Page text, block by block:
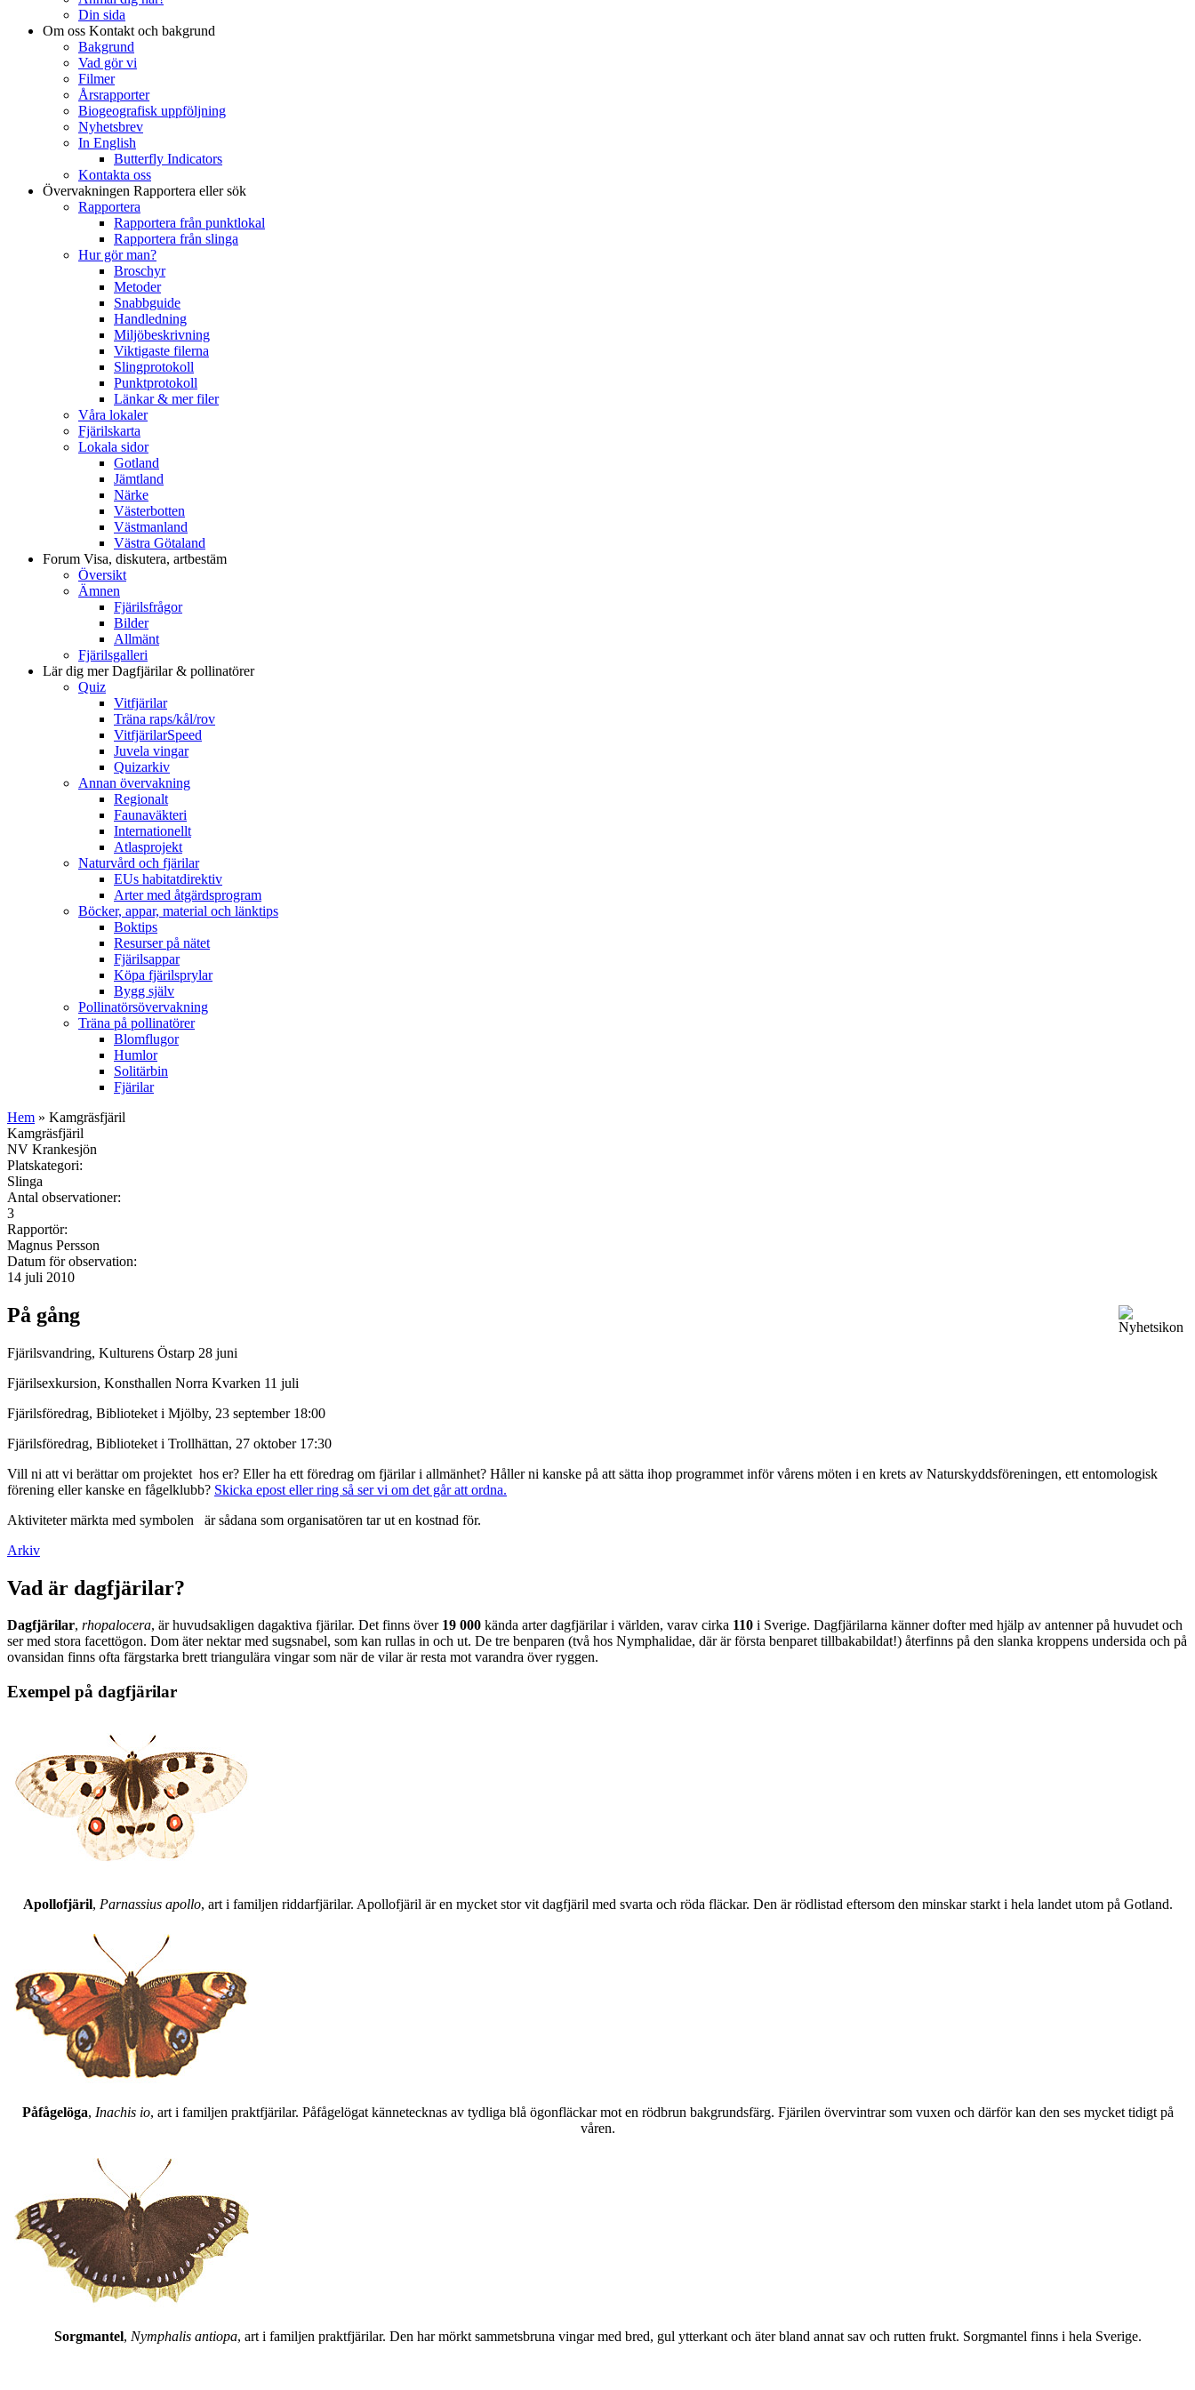
Din sida
Om oss Kontakt och bakgrund
Bakgrund
Vad gör vi
Filmer
Årsrapporter
Biogeografisk uppföljning
Nyhetsbrev
In English
Butterfly Indicators
Kontakta oss
Övervakningen Rapportera eller sök
Rapportera
Rapportera från punktlokal
Rapportera från slinga
Hur gör man?
Broschyr
Metoder
Snabbguide
Handledning
Miljöbeskrivning
Viktigaste filerna
Slingprotokoll
Punktprotokoll
Länkar & mer filer
Våra lokaler
Fjärilskarta
Lokala sidor
Gotland
Jämtland
Närke
Västerbotten
Västmanland
Västra Götaland
Forum Visa, diskutera, artbestäm
Översikt
Ämnen
Fjärilsfrågor
Bilder
Allmänt
Fjärilsgalleri
Lär dig merDagfjärilar & pollinatörer
Quiz
Vitfjärilar
Träna raps/kål/rov
VitfjärilarSpeed
Juvela vingar
Quizarkiv
Annan övervakning
Regionalt
Faunaväkteri
Internationellt
Atlasprojekt
Naturvård och fjärilar
EUs habitatdirektiv
Arter med åtgärdsprogram
Böcker, appar, material och länktips
Boktips
Resurser på nätet
Fjärilsappar
Köpa fjärilsprylar
Bygg själv
Pollinatörsövervakning
Träna på pollinatörer
Blomflugor
Humlor
Solitärbin
Fjärilar
Hem » Kamgräsfjäril
Kamgräsfjäril
NV Krankesjön
Platskategori:
Slinga
Antal observationer:
3
Rapportör:
Magnus Persson
Datum för observation:
14 juli 2010
På gång
Fjärilsvandring, Kulturens Östarp 28 juni
Fjärilsexkursion, Konsthallen Norra Kvarken 11 juli
Fjärilsföredrag, Biblioteket i Mjölby, 23 september 18:00
Fjärilsföredrag, Biblioteket i Trollhättan, 27 oktober 17:30
Vill ni att vi berättar om projektet hos er? Eller ha ett föredrag om fjärilar i allmänhet? Håller ni kanske på att sätta ihop programmet inför vårens möten i en krets av Naturskyddsföreningen, ett entomologisk
förening eller kanske en fågelklubb? Skicka epost eller ring så ser vi om det går att ordna.
Aktiviteter märkta med symbolen
är sådana som organisatören tar ut en kostnad för.
Arkiv
Vad är dagfjärilar?
Dagfjärilar, rhopalocera, är huvudsakligen dagaktiva fjärilar. Det finns över 19 000 kända arter dagfjärilar i världen, varav cirka 110 i Sverige. Dagfjärilarna känner dofter med hjälp av antenner på huvudet och
ser med stora facettögon. Dom äter nektar med sugsnabel, som kan rullas in och ut. De tre benparen (två hos Nymphalidae, där är första benparet tillbakabildat!) återfinns på den slanka kroppens undersida och på
ovansidan finns ofta färgstarka brett triangulära vingar som när de vilar är resta mot varandra över ryggen.
Exempel på dagfjärilar
Apollofjäril, Parnassius apollo, art i familjen riddarfjärilar. Apollofjäril är en mycket stor vit dagfjäril med svarta och röda fläckar. Den är rödlistad eftersom den minskar starkt i hela landet utom på Gotland.
Påfågelöga, Inachis io, art i familjen praktfjärilar. Påfågelögat kännetecknas av tydliga blå ögonfläckar mot en rödbrun bakgrundsfärg. Fjärilen övervintrar som vuxen och därför kan den ses mycket tidigt på
våren.
Sorgmantel, Nymphalis antiopa, art i familjen praktfjärilar. Den har mörkt sammetsbruna vingar med bred, gul ytterkant och äter bland annat sav och rutten frukt. Sorgmantel finns i hela Sverige.